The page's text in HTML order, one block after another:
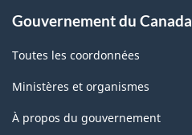
Gouvernement du Canada
Toutes les coordonnées
Ministères et organismes
À propos du gouvernement